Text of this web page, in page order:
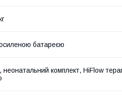
батареєю
комплект, HiFlow